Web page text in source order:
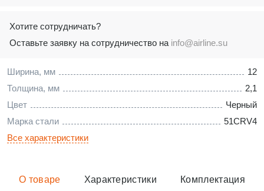
Ширина, мм
12
Толщина, мм
2,1
Цвет
Черный
Марка стали
51CRV4
Все характеристики
Хотите сотрудничать?
Оставьте заявку на сотрудничество на info@airline.su
О товаре Характеристики Комплектация